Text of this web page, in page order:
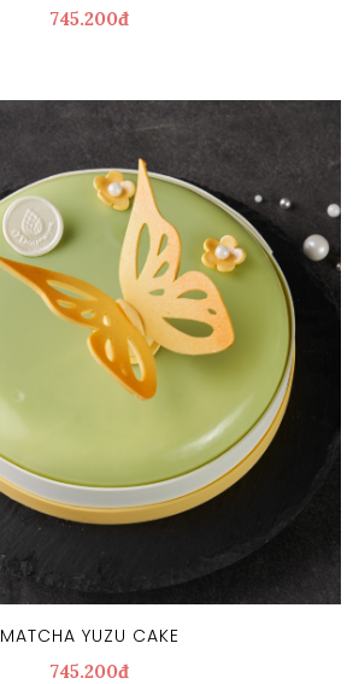
745.200đ
MATCHA YUZU CAKE
745.200đ